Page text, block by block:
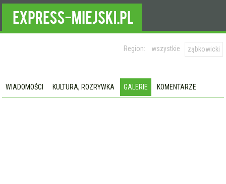
Region: wszystkie ząbkowicki
WIADOMOŚCI KULTURA, ROZRYWKA GALERIE KOMENTARZE